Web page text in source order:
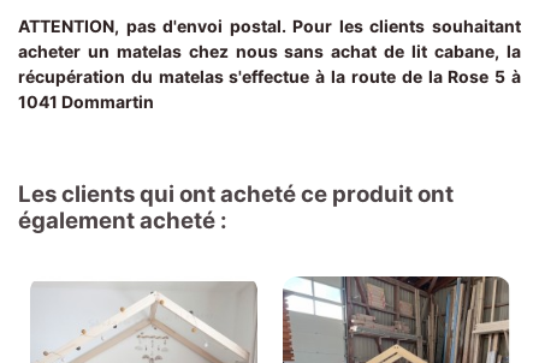
ATTENTION, pas d'envoi postal. Pour les clients souhaitant
acheter un matelas chez nous sans achat de lit cabane, la
récupération du matelas s'effectue à la route de la Rose 5 à
1041 Dommartin
Les clients qui ont acheté ce produit ont
également acheté :